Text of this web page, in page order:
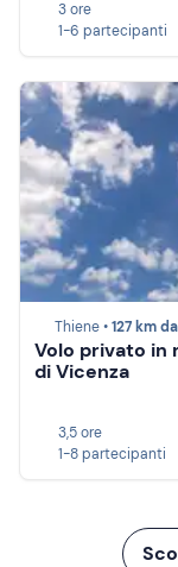
3 ore
1-6 partecipanti
Thiene •127 km
Volo privato in
di Vicenza
3,5 ore
1-8 partecipanti